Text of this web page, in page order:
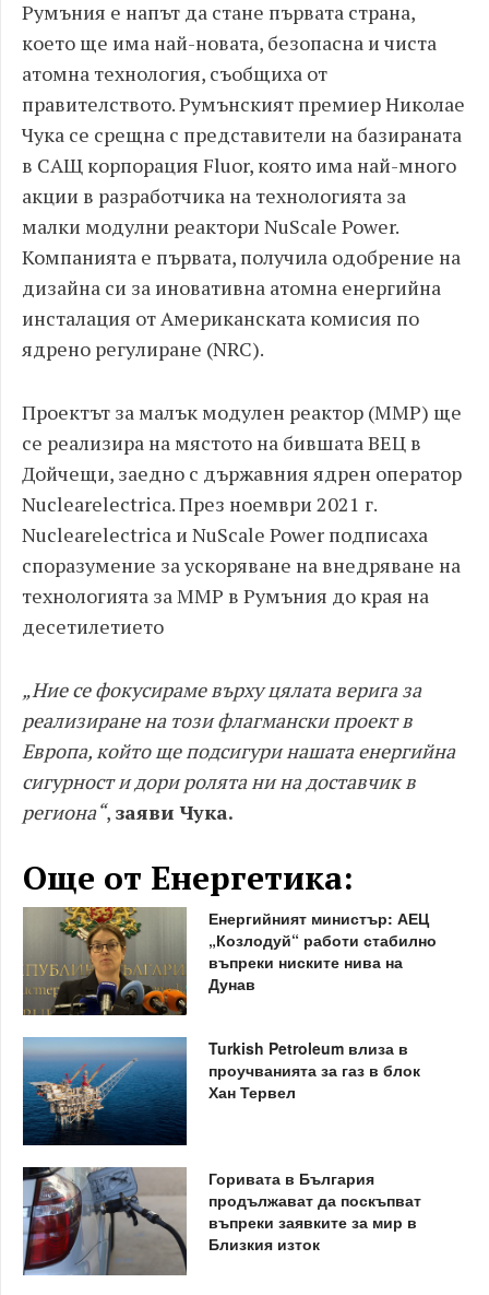
Румъния е напът да стане първата страна,
което ще има най-новата, безопасна и чиста
атомна технология, съобщиха от
правителството. Румънският премиер Николае
Чука се срещна с представители на базираната
в САЩ корпорация Fluor, която има най-много
акции в разработчика на технологията за
малки модулни реактори NuScale Power.
Компанията е първата, получила одобрение на
дизайна си за иновативна атомна енергийна
инсталация от Американската комисия по
ядрено регулиране (NRC).
Проектът за малък модулен реактор (ММР) ще
се реализира на мястото на бившата ВЕЦ в
Дойчещи, заедно с държавния ядрен оператор
Nuclearelectrica. През ноември 2021 г.
Nuclearelectrica и NuScale Power подписаха
споразумение за ускоряване на внедряване на
технологията за ММР в Румъния до края на
десетилетието
„Ние се фокусираме върху цялата верига за
реализиране на този флагмански проект в
Европа, който ще подсигури нашата енергийна
сигурност и дори ролята ни на доставчик в
региона“, заяви Чука.
Още от Енергетика:
Енергийният министър: АЕЦ
„Козлодуй“ работи стабилно
въпреки ниските нива на
Дунав
Turkish Petroleum влиза в
проучванията за газ в блок
Хан Тервел
Горивата в България
продължават да поскъпват
въпреки заявките за мир в
Близкия изток